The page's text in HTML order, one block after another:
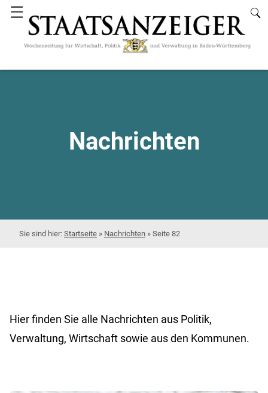
☰
Nachrichten
Startseite » Nachrichten » Seite 82
Hier finden Sie alle Nachrichten aus Politik,
Verwaltung, Wirtschaft sowie aus den Kommunen.